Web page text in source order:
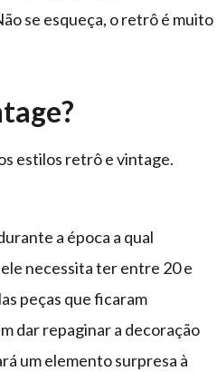
se esqueça, o retrô é muito
estilos retrô e vintage.
a época a qual
necessita ter entre 20 e
peças que ficaram
dar repaginar a decoração
um elemento surpresa à